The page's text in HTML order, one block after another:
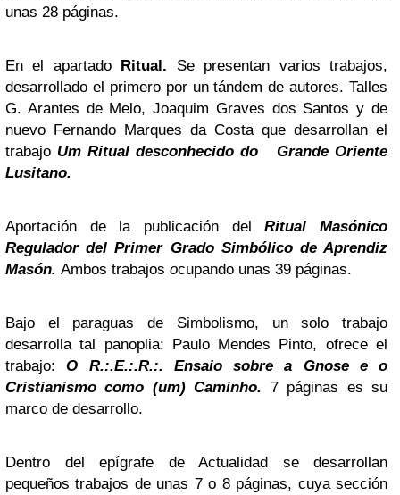
unas 28 páginas.
En el apartado Ritual. Se presentan varios trabajos,
desarrollado el primero por un tándem de autores. Talles
G. Arantes de Melo, Joaquim Graves dos Santos y de
nuevo Fernando Marques da Costa que desarrollan el
trabajo Um Ritual desconhecido do
Grande Oriente
Lusitano.
Aportación de la publicación delRitual Masónico
Regulador del Primer Grado Simbólico de Aprendiz
Masón. Ambos trabajos ocupando unas 39 páginas.
Bajo el paraguas de Simbolismo, un solo trabajo
desarrolla tal panoplia: Paulo Mendes Pinto, ofrece el
trabajo:O R.:.E.:.R.:. Ensaio sobre a Gnose e o
Cristianismo como (um) Caminho. 7 páginas es su
marco de desarrollo.
Dentro del epígrafe de Actualidad se desarrollan
pequeños trabajos de unas 7 o 8 páginas, cuya sección